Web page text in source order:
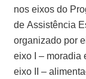
nos eixos do
de Assistência
organizado por
eixo I – moradia
eixo II –